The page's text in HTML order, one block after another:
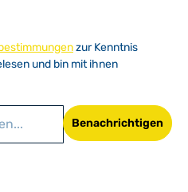
zur Kenntnis
und bin mit ihnen
Benachrichtigen